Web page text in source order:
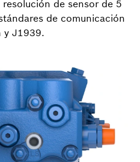
de sensor de 5
de comunicación
y J1939.